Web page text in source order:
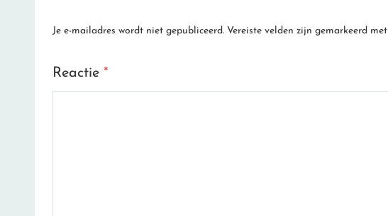
Je e-mailadres wordt niet gepubliceerd. Vereiste velden zijn gemarkeerd met
Reactie *